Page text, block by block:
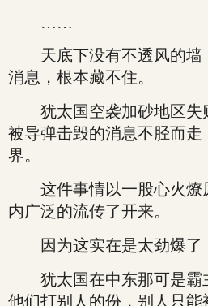
……
天底下没有不透风的墙
消息，根本藏不住。
犹太国空袭加砂地区失
被导弹击毁的消息不胫而
界。
这件事情以一股心火燎
内广泛的流传了开来。
因为这实在是太劲爆了
犹太国在中东那可是霸
他们打别人的份，别人只能